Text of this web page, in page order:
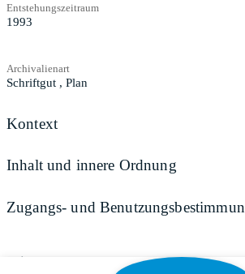
Entstehungszeitraum
1993
Archivalienart
Schriftgut , Plan
Kontext
Inhalt und innere Ordnung
Zugangs- und
Teilen